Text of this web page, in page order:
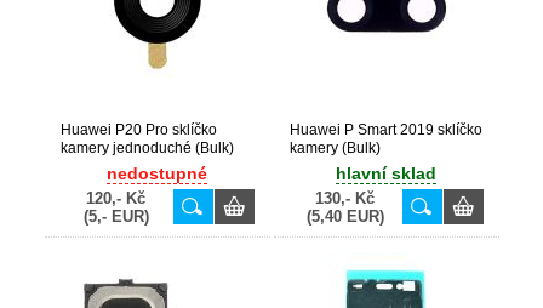
Huawei P20 Pro sklíčko
kamery jednoduché (Bulk)
nedostupné
120,- Kč
(5,- EUR)
Huawei P Smart 2019 sklíčko
kamery (Bulk)
hlavní sklad
130,- Kč
(5,40 EUR)